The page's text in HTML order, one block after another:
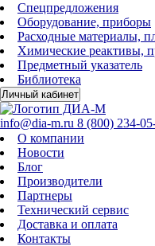
Спецпредложения
Оборудование, приборы
Расходные материалы,
Химические реактивы,
Предметный указатель
Библиотека
Личный кабинет
info@dia-m.ru 8 (800) 234-
О компании
Новости
Блог
Производители
Партнеры
Технический сервис
Доставка и оплата
Контакты